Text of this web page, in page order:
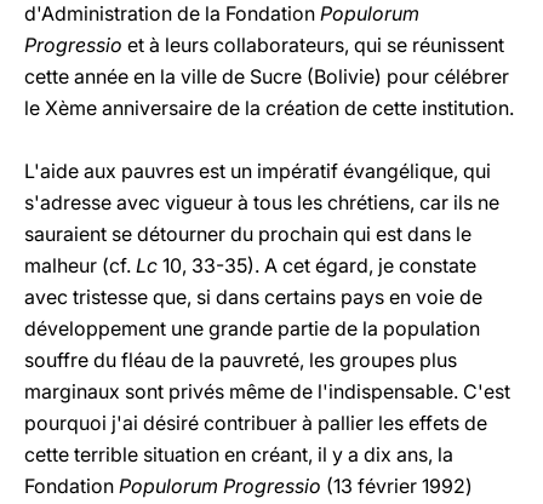
d'Administration de la Fondation Populorum
Progressio et à leurs collaborateurs, qui se réunissent
cette année en la ville de Sucre (Bolivie) pour célébrer
le Xème anniversaire de la création de cette institution.
L'aide aux pauvres est un impératif évangélique, qui
s'adresse avec vigueur à tous les chrétiens, car ils ne
sauraient se détourner du prochain qui est dans le
malheur (cf. Lc 10, 33-35). A cet égard, je constate
avec tristesse que, si dans certains pays en voie de
développement une grande partie de la population
souffre du fléau de la pauvreté, les groupes plus
marginaux sont privés même de l'indispensable. C'est
pourquoi j'ai désiré contribuer à pallier les effets de
cette terrible situation en créant, il y a dix ans, la
Fondation Populorum Progressio (13 février 1992)